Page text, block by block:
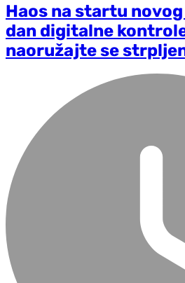
Haos na startu
dan digitalne
naoružajte se